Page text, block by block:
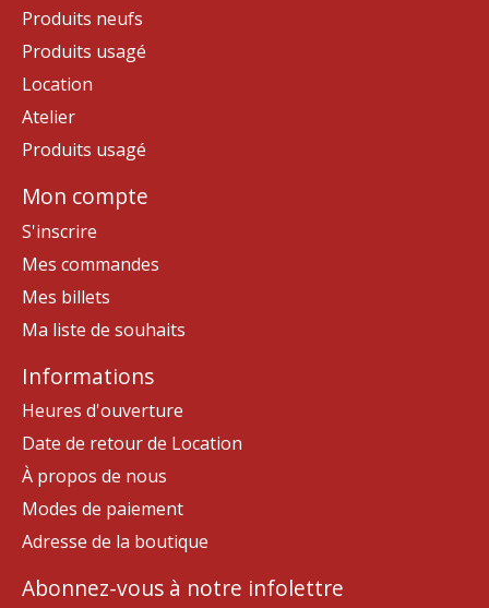
Produits neufs
Produits usagé
Location
Atelier
Produits usagé
Mon compte
S'inscrire
Mes commandes
Mes billets
Ma liste de souhaits
Informations
Heures d'ouverture
Date de retour de Location
À propos de nous
Modes de paiement
Adresse de la boutique
Abonnez-vous à notre infolettre